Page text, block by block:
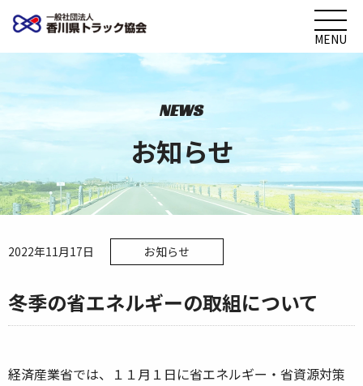
MENU
NEWS
お知らせ
2022年11月17日 お知らせ
冬季の省エネルギーの取組について
経済産業省では、１１月１日に省エネルギー・省資源対策